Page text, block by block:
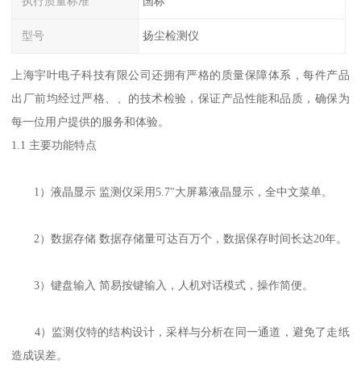
型号 扬尘检测仪
上海宇叶电子科技有限公司还拥有严格的质量保障体系，每件产品
出厂前均经过严格、、的技术检验，保证产品性能和品质，确保为
每一位用户提供的服务和体验。
1.1 主要功能特点
1）液晶显示 监测仪采用5.7"大屏幕液晶显示，全中文菜单。
2）数据存储 数据存储量可达百万个，数据保存时间长达20年。
3）键盘输入 简易按键输入，人机对话模式，操作简便。
4）监测仪特的结构设计，采样与分析在同一通道，避免了走纸
造成误差。